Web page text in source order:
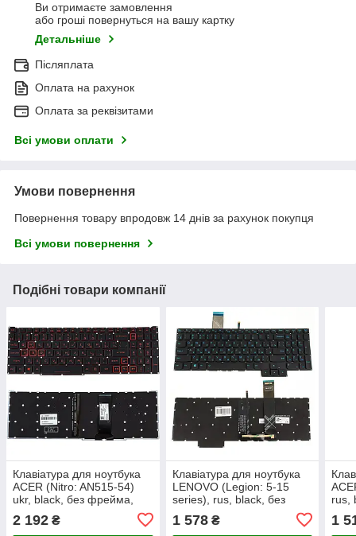
Ви отримаєте замовлення
або гроші повернуться на вашу картку
Детальніше
Післяплата
Оплата на рахунок
Оплата за реквізитами
Всі умови оплати
Умови повернення
Повернення товару впродовж 14 днів за рахунок покупця
Всі умови повернення
Подібні товари компанії
Клавіатура для ноутбука
ACER (Nitro: AN515-54)
ukr, black, без фрейма,
підсвічування клавіш(RED)
(оригінал)
2 192 ₴
Клавіатура для ноутбука
LENOVO (Legion: 5-15
series), rus, black, без
клавіш(BLUE) (оригінал)
1 578₴
rus,
1